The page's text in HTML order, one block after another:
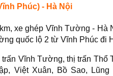
Phúc) - Hà Nội
xe ghép Vĩnh Tường -
quốc lộ 2 từ Vĩnh Phúc đi
Vĩnh Tường, thị trấn
Việt Xuân, Bồ Sao,